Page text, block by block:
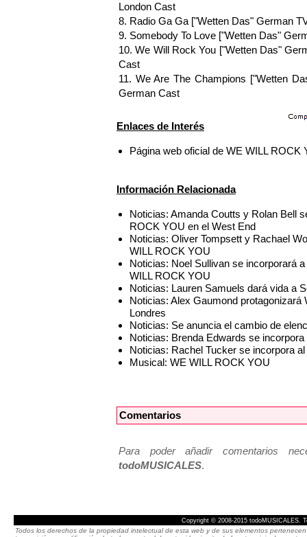
London Cast
8. Radio Ga Ga ["Wetten Das" German
9. Somebody To Love ["Wetten Das"
10. We Will Rock You ["Wetten Das"
Cast
11. We Are The Champions ["Wetten
German Cast
Enlaces de Interés
Página web oficial de WE WILL ROCK
Información Relacionada
Noticias: Amanda Coutts y Rolan Bell
ROCK YOU en el West End
Noticias: Oliver Tompsett y Rachael
WILL ROCK YOU
Noticias: Noel Sullivan se incorporará
WILL ROCK YOU
Noticias: Lauren Samuels dará vida a
Noticias: Alex Gaumond
Londres
Noticias: Se anuncia el cambio de
Noticias: Brenda Edwards se
Noticias: Rachel Tucker se incorpora
Musical: WE WILL ROCK YOU
Comentarios
Para poder añadir comentarios
todoMUSICALES.
Copyright © 2008-2015 todoMUSICALES.
Todos los derechos de la propiedad intelectual de esta web y de sus elementos